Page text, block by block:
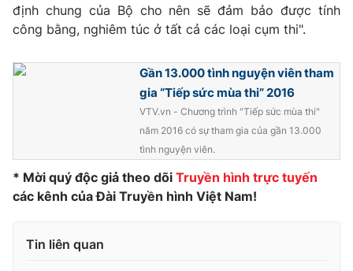
Thị trường
Lịch phát sóng
Chuyên mục khác
Podcast
Infographic
Video Shorts video
VTV Money
định chung của Bộ cho nên sẽ đảm bảo được tính
công bằng, nghiêm túc ở tất cả các loại cụm thi".
Gần 13.000 tình nguyện viên tham
gia “Tiếp sức mùa thi” 2016
VTV.vn - Chương trình "Tiếp sức mùa thi"
năm 2016 có sự tham gia của gần 13.000
tình nguyện viên.
* Mời quý độc giả theo dõi Truyền hình trực tuyến
các kênh của Đài Truyền hình Việt Nam!
Tin liên quan